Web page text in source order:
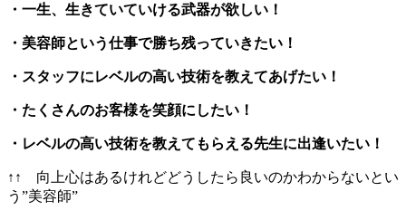
・一生、生きていていける武器が欲しい！
・美容師という仕事で勝ち残っていきたい！
・スタッフにレベルの高い技術を教えてあげたい！
・たくさんのお客様を笑顔にしたい！
・レベルの高い技術を教えてもらえる先生に出逢いたい！
↑↑ 向上心はあるけれどどうしたら良いのかわからないとい
う”美容師”